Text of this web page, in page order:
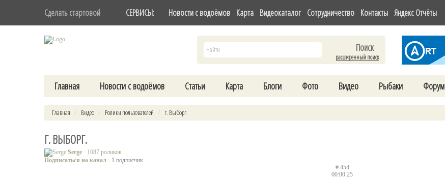
Сделать стартовой СЕРВИСЫ: Новости с водоёмов Карта Видеокаталог Сотрудничество Контакты Яндекс Отчёты
расширенный поиск
Главная Новости с водоёмов Статьи Карта Блоги Фото Видео Рыбаки Форум
Главная Видео Ролики пользователей г. Выборг.
Г. ВЫБОРГ.
Serge · 1087 роликов
Подписаться на канал · 1 подписчик
# 454
00:00:25